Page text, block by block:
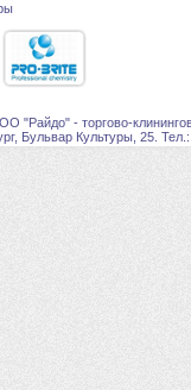
"Райдо" - торгово-
Бульвар Культуры, 25.